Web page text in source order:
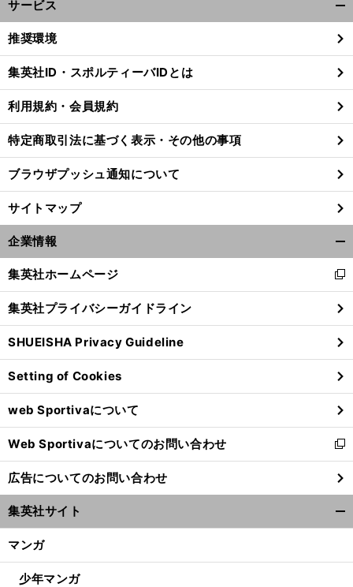
サービス
閉
る
推奨環境
集英社ID・スポルティーバIDとは
利用規約・会員規約
特定商取引法に基づく表示・その他の事項
ブラウザプッシュ通知について
サイトマップ
企業情報
閉
る
集英社ホームページ
新
し
い
ウ
ィ
ン
ド
ウ
で
開
く
集英社プライバシーガイドライン
SHUEISHA Privacy Guideline
Setting of Cookies
web Sportivaについて
Web Sportivaについてのお問い合わせ
新
し
い
ウ
ィ
ン
ウ
広告についてのお問い合わせ
集英社サイト
マンガ
少年マンガ